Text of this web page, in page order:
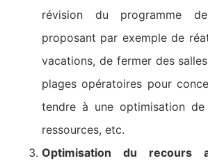
révision du programme
proposant par exemple de
vacations, de fermer des
plages opératoires pour
tendre à une optimisation de
ressources, etc.
Optimisation du recours